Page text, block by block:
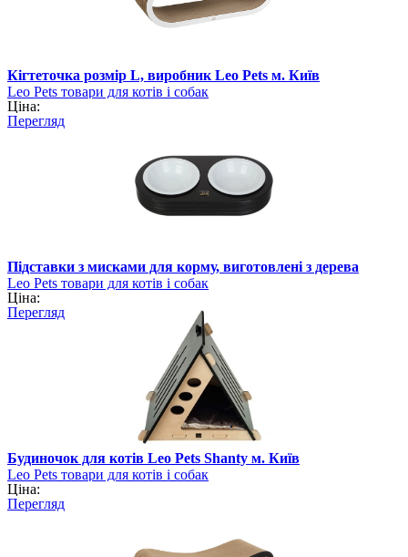
Кігтеточка розмір L, виробник Leo Pets м. Київ
Leo Pets товари для котів і собак
Ціна:
Перегляд
Підставки з мисками для корму, виготовлені з дерева
Leo Pets товари для котів і собак
Ціна:
Перегляд
Будиночок для котів Leo Pets Shanty м. Київ
Leo Pets товари для котів і собак
Ціна:
Перегляд